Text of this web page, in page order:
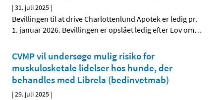
|31. juli 2025 |
Bevillingen til at drive Charlottenlund Apotek er ledig pr.
1. januar 2026. Bevillingen er opslået ledig efter Lov om…
CVMP vil undersøge mulig risiko for
muskulosketale lidelser hos hunde, der
behandles med Librela (bedinvetmab)
|29. juli 2025 |